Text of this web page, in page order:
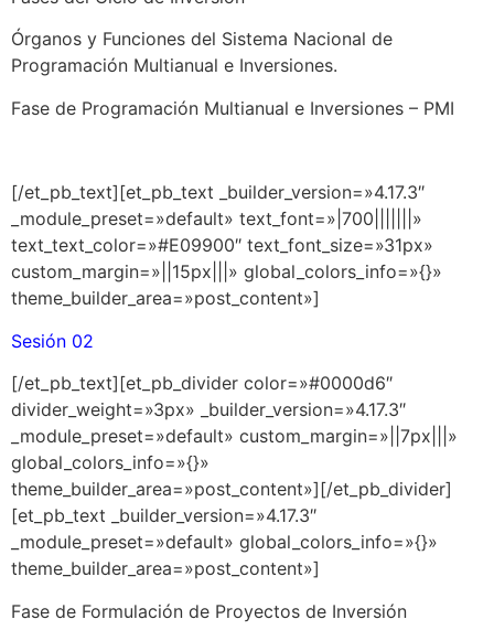
Órganos y Funciones del Sistema Nacional de
Programación Multianual e Inversiones.
Fase de Programación Multianual e Inversiones – PMI
[/et_pb_text][et_pb_text _builder_version=»4.17.3″
_module_preset=»default» text_font=»|700|||||||»
text_text_color=»#E09900″ text_font_size=»31px»
custom_margin=»||15px|||» global_colors_info=»{}»
theme_builder_area=»post_content»]
Sesión 02
[/et_pb_text][et_pb_divider color=»#0000d6″
divider_weight=»3px» _builder_version=»4.17.3″
_module_preset=»default» custom_margin=»||7px|||»
global_colors_info=»{}»
theme_builder_area=»post_content»][/et_pb_divider]
[et_pb_text _builder_version=»4.17.3″
_module_preset=»default» global_colors_info=»{}»
theme_builder_area=»post_content»]
Fase de Formulación de Proyectos de Inversión